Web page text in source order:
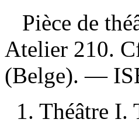
Pièce de
Atelier 210.
(Belge). —
1. Théâtre I.